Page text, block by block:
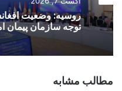
روسیه: وضعیت
توجه سازمان پیمان
مطالب مشابه